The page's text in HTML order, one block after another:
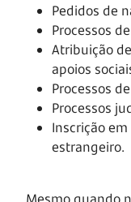
Pedidos de
Processos
Atribuição
apoios
Processos
Processos
Inscrição
estrangeiro.